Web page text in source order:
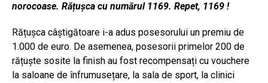
norocoase. Rățușca cu numărul 1169. Repet, 1169 !
Rățușca câștigătoare i-a adus posesorului un premiu de
1.000 de euro. De asemenea, posesorii primelor 200 de
rățuște sosite la finish au fost recompensați cu vouchere
la saloane de înfrumusețare, la sala de sport, la clinici